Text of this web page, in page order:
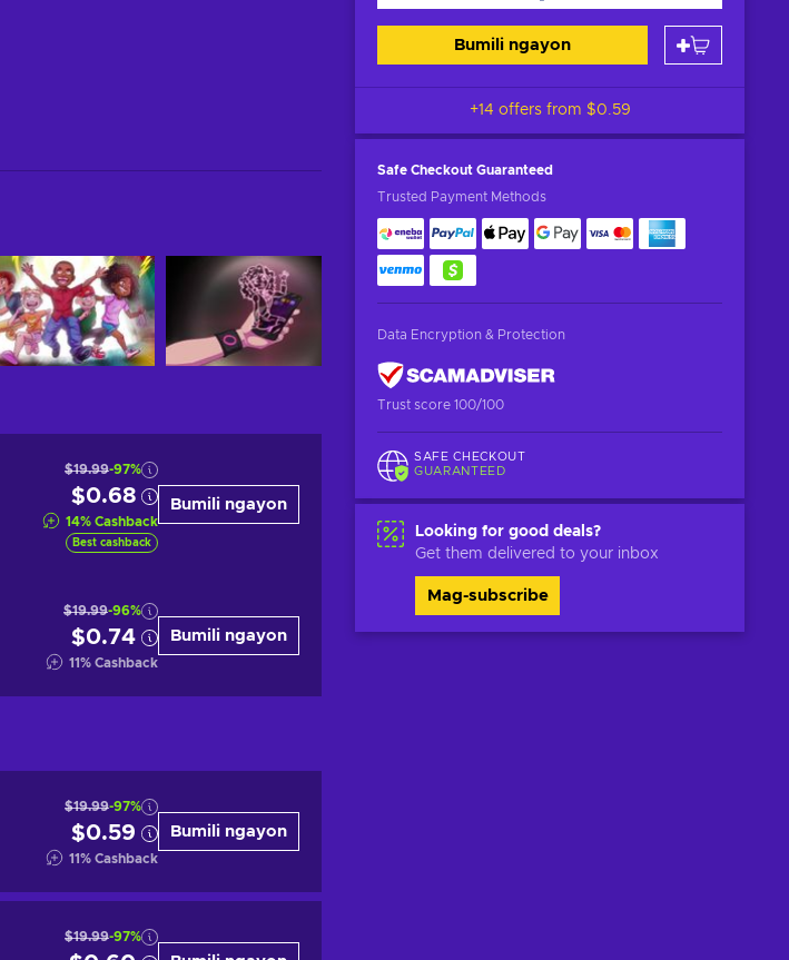
Bumili ngayon
+14 offers from $0.59
Safe Checkout Guaranteed
Trusted Payment Methods
Data Encryption & Protection
Trust score 100/100
SAFE CHECKOUT
GUARANTEED
Looking for good deals?
Get them delivered to your inbox
Mag-subscribe
$19.99-97%
$0.68
14% Cashback
Best cashback
Bumili ngayon
$19.99-96%
$0.74
11% Cashback
Bumili ngayon
$19.99-97%
$0.59
11% Cashback
Bumili ngayon
$19.99-97%